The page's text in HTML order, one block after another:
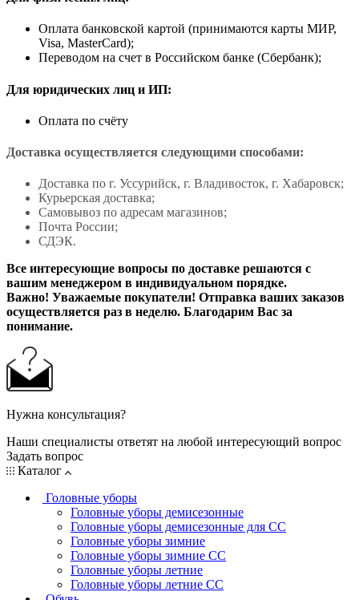
Оплата банковской картой (принимаются карты МИР,
Visa, MasterCard);
Переводом на счет в Российском банке (Сбербанк);
Для юридических лиц и ИП:
Оплата по счёту
Доставка осуществляется следующими способами:
Доставка по г. Уссурийск, г. Владивосток, г. Хабаровск;
Курьерская доставка;
Самовывоз по адресам магазинов;
Почта России;
СДЭК.
Все интересующие вопросы по доставке решаются с
вашим менеджером в индивидуальном порядке.
Важно! Уважаемые покупатели! Отправка ваших заказов
осуществляется раз в неделю. Благодарим Вас за
понимание.
Нужна консультация?
Наши специалисты ответят на любой интересующий вопрос
Задать вопрос
Каталог
Головные уборы
Головные уборы демисезонные
Головные уборы демисезонные для СС
Головные уборы зимние
Головные уборы зимние СС
Головные уборы летние
Головные уборы летние СС